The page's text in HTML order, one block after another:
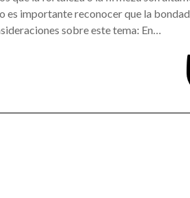
es importante reconocer que la
sobre este tema: En…